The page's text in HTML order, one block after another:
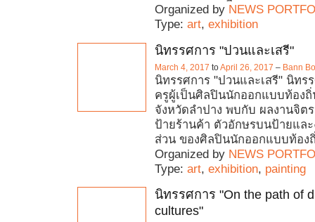
Organized by NEWS
Type: art, exhibition
นิทรรศการ "ปวนและเสรี"
March 4, 2017 toApril 26, 2017 – Bann
นิทรรศการ "ปวนและเสรี" นิทร
ครูผู้เป็นศิลปินนักออกแบบท้อง
จังหวัดลำปาง พบกับ ผลงานจิต
ป้ายร้านค้า ตัวอักษรบนป้ายและ
ส่วน ของศิลปินนักออกแบบท้อง
Organized by NEWS
Type: art, exhibition, painting
นิทรรศการ "On the path of
cultures"